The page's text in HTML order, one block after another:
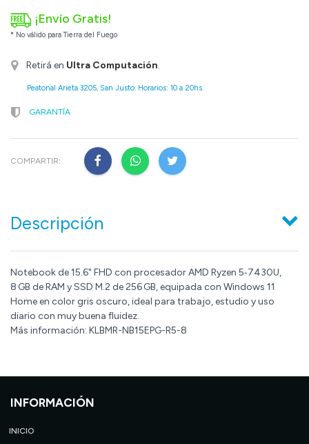
¡Envío Gratis!
* No válido para Tierra del Fuego
Retirá en Ultra Computación.
Peatonal Arieta 3205, San Justo. Horarios: 10 a 20hs.
GARANTÍA
COMPARTIR:
Descripción
Notebook de 15.6" FHD con procesador AMD Ryzen 5‑7430U,
8 GB de RAM y SSD M.2 de 256 GB, equipada con Windows 11
Home en color gris oscuro, ideal para trabajo, estudio y uso
diario con muy buena fluidez.
Más información: KLBMR-NB15EPG-R5-8
INFORMACIÓN
INICIO